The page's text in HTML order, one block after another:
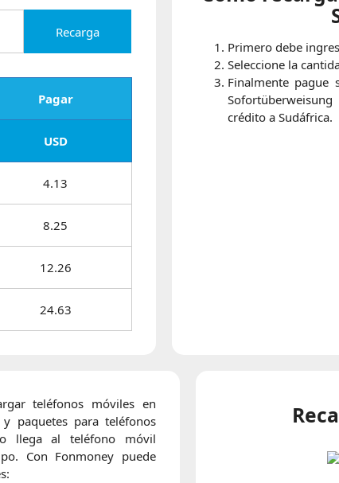
Recarga
Pagar
USD
4.13
8.25
12.26
24.63
Primero debe
Seleccione la
Finalmente pague
crédito a Sudáfrica.
teléfonos móviles en
paquetes para teléfonos
llega al teléfono móvil
Con Fonmoney puede